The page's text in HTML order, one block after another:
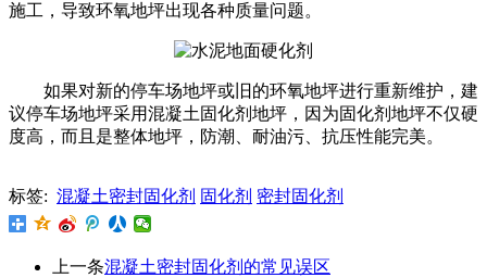
施工，导致环氧地坪出现各种质量问题。
如果对新的停车场地坪或旧的环氧地坪进行重新维护，建
议停车场地坪采用混凝土固化剂地坪，因为固化剂地坪不仅硬
度高，而且是整体地坪，防潮、耐油污、抗压性能完美。
标签: 混凝土密封固化剂 固化剂 密封固化剂
上一条混凝土密封固化剂的常见误区